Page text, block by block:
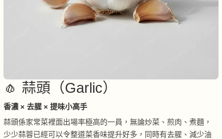
🧄 蒜頭（Garlic）
香濃 × 去腥 × 提味小高手
蒜頭係家常菜裡面出場率極高的一員，無論炒菜、煎肉、煮麵，
少少蒜蓉已經可以令整道菜香味提升好多，同時有去腥、減少油